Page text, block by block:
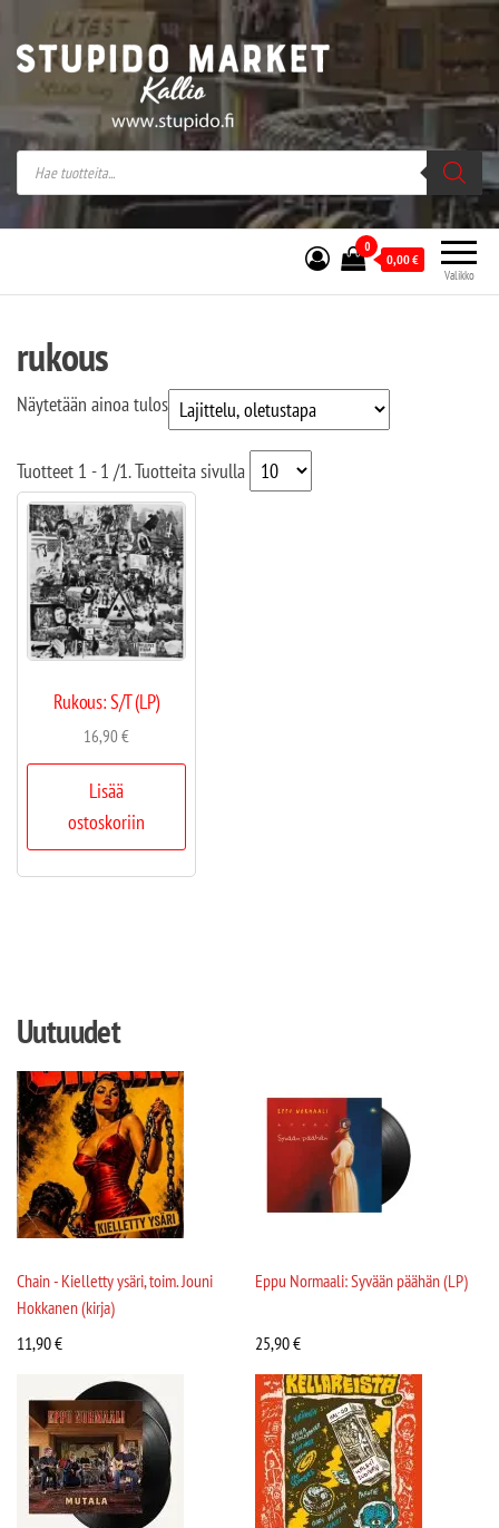
Stupido Market – verkossa ja kivijalassa
Stupido Market on vaihtoehtomusaan
erikoistunut verkko- sekä
kivijalkakauppa Helsingissä Kallion
sydämessä.
Valikko
0
0,00€
rukous
Näytetään ainoa tulos
Tuotteet 1 - 1 /1. Tuotteita sivulla
Rukous: S/T (LP)
16,90€
Lisää
ostoskoriin
Uutuudet
Chain - Kielletty ysäri, toim. Jouni
Hokkanen (kirja)
11,90€
Eppu Normaali: Syvään päähän (LP)
25,90€